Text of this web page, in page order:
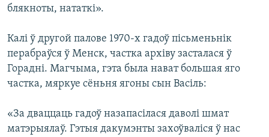
блякноты, нататкі».
Калі ў другой палове 1970-х гадоў пісьменьнік
перабраўся ў Менск, частка архіву засталася ў
Горадні. Магчыма, гэта была нават большая яго
частка, мяркуе сёньня ягоны сын Васіль:
«За дваццаць гадоў назапасілася даволі шмат
матэрыялаў. Гэтыя дакумэнты захоўваліся ў нас